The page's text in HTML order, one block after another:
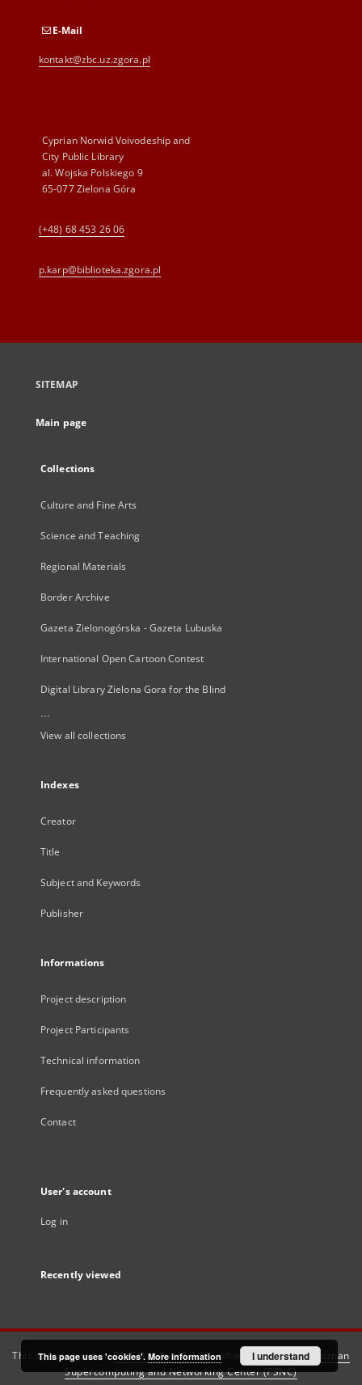
E-Mail
kontakt@zbc.uz.zgora.pl
Cyprian Norwid Voivodeship and
City Public Library
al. Wojska Polskiego 9
65-077 Zielona Góra
(+48) 68 453 26 06
p.karp@biblioteka.zgora.pl
SITEMAP
Main page
Collections
Culture and Fine Arts
Science and Teaching
Regional Materials
Border Archive
Gazeta Zielonogórska - Gazeta Lubuska
International Open Cartoon Contest
Digital Library Zielona Gora for the Blind
...
View all collections
Indexes
Creator
Title
Subject and Keywords
Publisher
Informations
Project description
Project Participants
Technical information
Frequently asked questions
Contact
User's account
Log in
Recently viewed
This service runs onDInGO dLibra 6.3.21software created by
Poznan
Supercomputing and Networking Center (PSNC)
This page uses 'cookies'. More information I understand